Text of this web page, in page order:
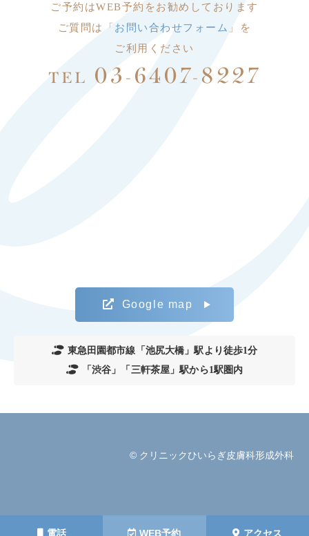
電話 WEB予約 アクセス
ご予約はWEB予約をお勧めしております
ご質問は「 お問い合わせフォーム 」を
ご利用ください
TEL 03-6407-8227
Google map
東急田園都市線「池尻大橋」駅より徒歩1分
「渋谷」「三軒茶屋」駅から1駅圏内
© クリニックひいらぎ皮膚科形成外科